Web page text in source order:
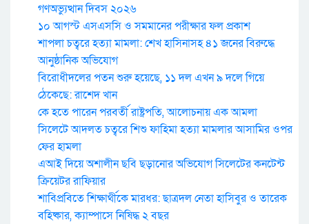
গণঅভ্যুত্থান দিবস ২০২৬
১০ আগস্ট এসএসসি ও সমমানের পরীক্ষার ফল প্রকাশ
শাপলা চত্বরে হত্যা মামলা: শেখ হাসিনাসহ ৪১ জনের বিরুদ্ধে
আনুষ্ঠানিক অভিযোগ
বিরোধীদলের পতন শুরু হয়েছে, ১১ দল এখন ৯ দলে গিয়ে
ঠেকেছে: রাশেদ খান
কে হতে পারেন পরবর্তী রাষ্ট্রপতি, আলোচনায় এক আমলা
সিলেটে আদলত চত্বরে শিশু ফাহিমা হত্যা মামলার আসামির ওপর
ফের হামলা
এআই দিয়ে অশালীন ছবি ছড়ানোর অভিযোগ সিলেটের কনটেন্ট
ক্রিয়েটর রাফিয়ার
শাবিপ্রবিতে শিক্ষার্থীকে মারধর: ছাত্রদল নেতা হাসিবুর ও তারেক
বহিষ্কার, ক্যাম্পাসে নিষিদ্ধ ২ বছর